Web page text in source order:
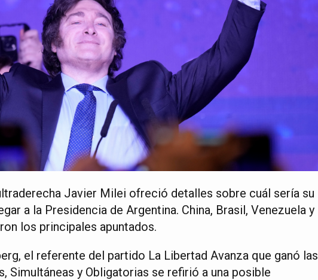
Javier Milei ofreció detalles sobre cuál sería su
a la Presidencia de Argentina. China, Brasil, Venezuela y
los principales apuntados.
el referente del partido La Libertad Avanza que ganó las
Simultáneas y Obligatorias se refirió a una posible